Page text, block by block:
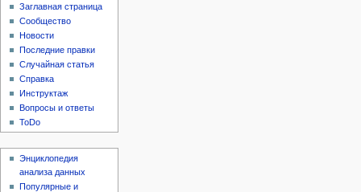
Заглавная страница
Сообщество
Новости
Последние правки
Случайная статья
Справка
Инструктаж
Вопросы и ответы
ToDo
Энциклопедия
анализа данных
Популярные и